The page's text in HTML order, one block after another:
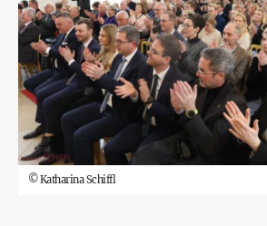
©Katharina Schiffl